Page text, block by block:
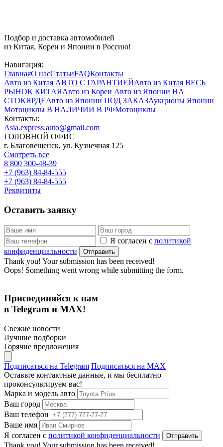
Подбор и доставка автомобилей
из Китая, Кореи и Японии в Россию!
Навигация:
ГлавнаяО насСтатьиFAQКонтакты
Авто из Китая АВТО С ГАРАНТИЕЙАвто из Китая ВЕСЬ
РЫНОК КИТАЯАвто из Кореи Авто из Японии НА
СТОКЯРДЕАвто из Японии ПОД ЗАКАЗАукционы Японии
Мотоциклы В НАЛИЧИИ В РФМотоциклы
Контакты:
Asia.express.auto@gmail.com
ГОЛОВНОЙ ОФИС
г. Благовещенск, ул. Кузнечная 125
Смотреть все
8 800 300-48-39
+7 (963) 84-84-555
+7 (963) 84-84-555
Реквизиты
Оставить заявку
Я согласен с политикой
конфиденциальности
Thank you! Your submission has been received!
Oops! Something went wrong while submitting the form.
Присоединяйся к нам
в Telegram и MAX!
Свежие новости
Лучшие подборки
Горячие предложения
Подписаться на Telegram Подписаться на MAX
Оставьте контактные данные, и мы бесплатно
проконсультируем вас!
Марка и модель авто
Ваш город
Ваш телефон
Ваше имя
Я согласен с политикой конфиденциальности